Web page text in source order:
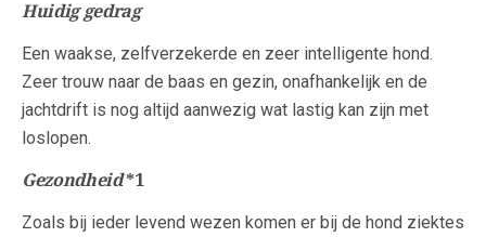
Huidig gedrag
Een waakse, zelfverzekerde en zeer intelligente hond.
Zeer trouw naar de baas en gezin, onafhankelijk en de
jachtdrift is nog altijd aanwezig wat lastig kan zijn met
loslopen.
Gezondheid*1
Zoals bij ieder levend wezen komen er bij de hond ziektes